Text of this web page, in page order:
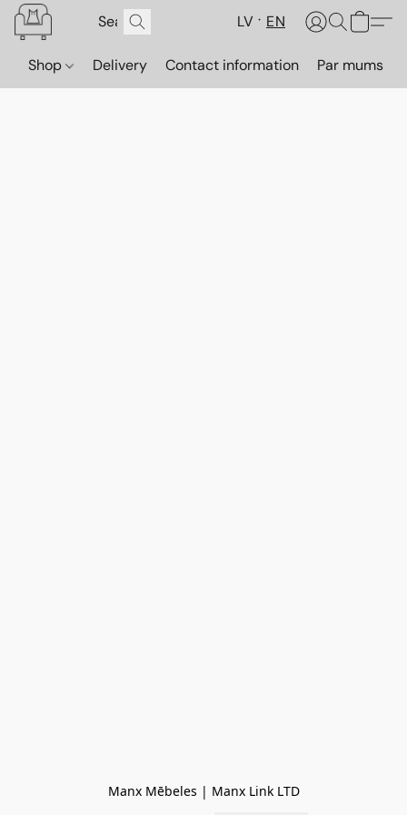
LV EN
Shop Delivery Contact information Par mums
Manx Mēbeles | Manx Link LTD